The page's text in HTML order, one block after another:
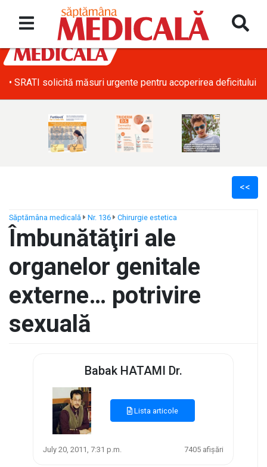
• SRATI solicită măsuri urgente pentru acoperirea deficitului
<<
Săptămâna medicală Nr. 136 Chirurgie estetica
Îmbunătăţiri ale
organelor genitale
externe… potrivire
sexuală
Babak HATAMI Dr.
Lista articole
July 20, 2011, 7:31 p.m. 7405 afișări